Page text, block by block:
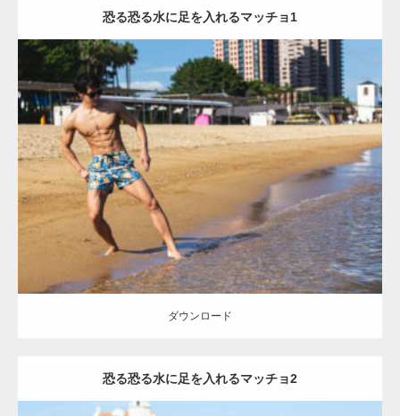
恐る恐る水に足を入れるマッチョ1
Update:2021.07.8
Category:海のマッチョ オレンジの人 AKIHITO(細マッチョ) 腹筋
ダウンロード
ダウンロード
恐る恐る水に足を入れるマッチョ2
【YouTube】マッチョフリー素材メンバーが
ギネス世界記録…
【TV】TBS番組「ひるおび」にてマッスルプ
ラスが紹介されま…